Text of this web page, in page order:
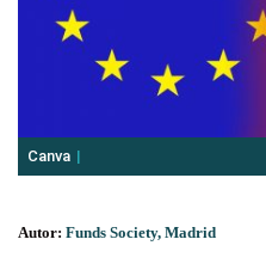
Canva
Autor: Funds Society, Madrid